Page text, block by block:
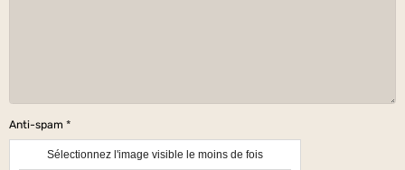
Anti-spam
Sélectionnez l'image visible le moins de fois